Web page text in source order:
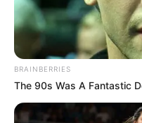
BRAINBERRIES
The 90s Was A Fantastic